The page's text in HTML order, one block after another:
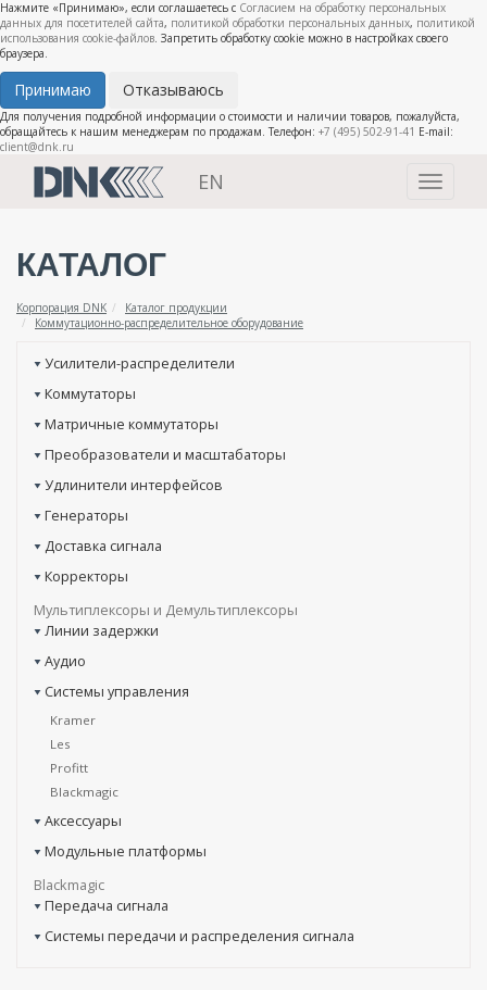
Нажмите «Принимаю», если соглашаетесь с Согласием на обработку персональных
данных для посетителей сайта, политикой обработки персональных данных, политикой
использования cookie-файлов. Запретить обработку cookie можно в настройках своего
браузера.
Принимаю Отказываюсь
Для получения подробной информации о стоимости и наличии товаров, пожалуйста,
обращайтесь к нашим менеджерам по продажам. Телефон: +7 (495) 502-91-41 E-mail:
client@dnk.ru
Toggle
EN
КАТАЛОГ
Корпорация DNK
Каталог продукции
Коммутационно-распределительное оборудование
Усилители-распределители
Коммутаторы
Матричные коммутаторы
Преобразователи и масштабаторы
Удлинители интерфейсов
Генераторы
Доставка сигнала
Корректоры
Мультиплексоры и Демультиплексоры
Линии задержки
Аудио
Системы управления
Kramer
Les
Profitt
Blackmagic
Аксессуары
Модульные платформы
Blackmagic
Передача сигнала
Системы передачи и распределения сигнала